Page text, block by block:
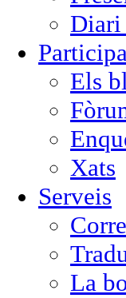
Diari
Els
Xats
Serveis
La